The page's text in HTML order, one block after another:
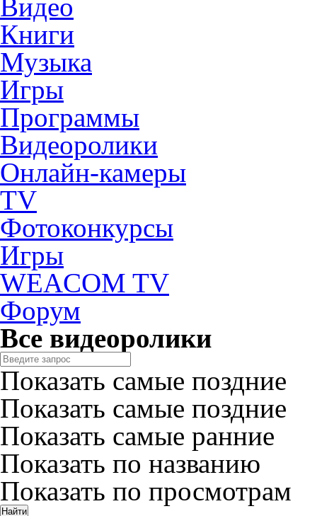
Видео
Книги
Музыка
Игры
Программы
Видеоролики
Онлайн-камеры
TV
Фотоконкурсы
Игры
WEACOM TV
Форум
Все видеоролики
Показать самые поздние
Показать самые поздние
Показать самые ранние
Показать по названию
Показать по просмотрам